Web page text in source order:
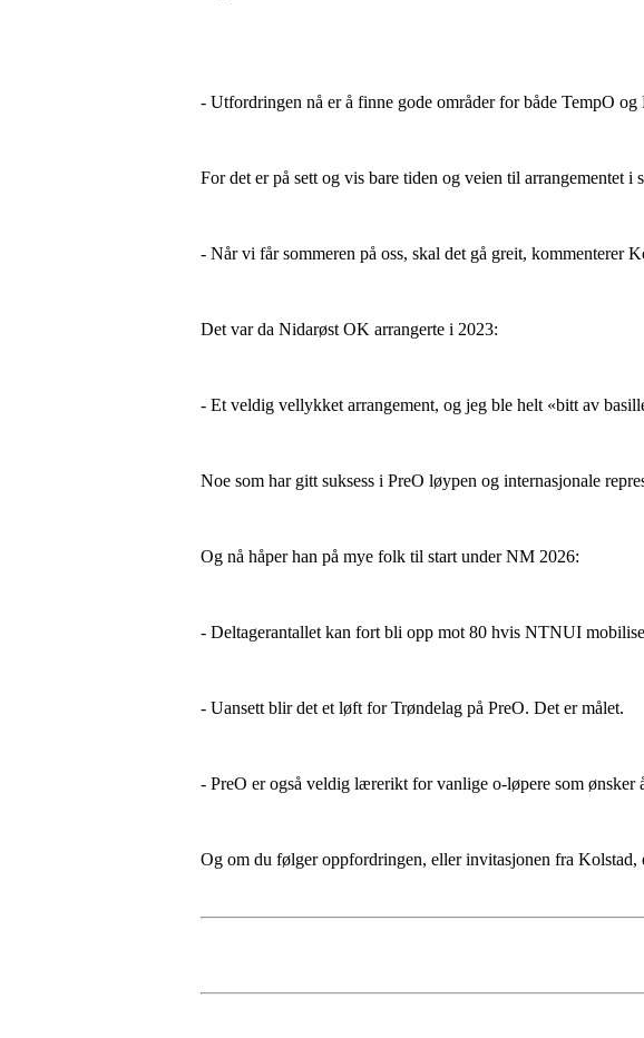
- Utfordringen nå er å finne gode områder for både TempO og
For det er på sett og vis bare tiden og veien til arrangementet i
- Når vi får sommeren på oss, skal det gå greit, kommenterer
Det var da Nidarøst OK arrangerte i 2023:
- Et veldig vellykket arrangement, og jeg ble helt «bitt av
Noe som har gitt suksess i PreO løypen og internasjonale
Og nå håper han på mye folk til start under NM 2026:
- Deltagerantallet kan fort bli opp mot 80 hvis NTNUI
- Uansett blir det et løft for Trøndelag på PreO. Det er målet.
- PreO er også veldig lærerikt for vanlige o-løpere som ønsker
Og om du følger oppfordringen, eller invitasjonen fra